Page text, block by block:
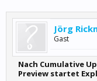
Jörg
Gast
Nach Cumulative
Preview startet